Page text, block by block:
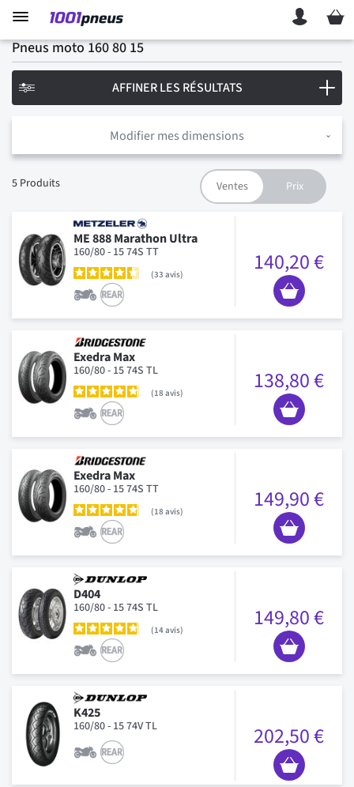
Mon
Pneus moto 160 80 15
Modifier mes dimensions
5 Produits
ME 888 Marathon Ultra
160/80 - 15 74S TT
33 avis 140,20 €
Exedra Max
160/80 - 15 74S TL
18 avis 138,80 €
Exedra Max
160/80 - 15 74S TT
18 avis 149,90 €
D404
160/80 - 15 74S TL
14avis 149,80 €
K425
160/80 - 15 74V TL 202,50 €
AFFINER LES RÉSULTATS